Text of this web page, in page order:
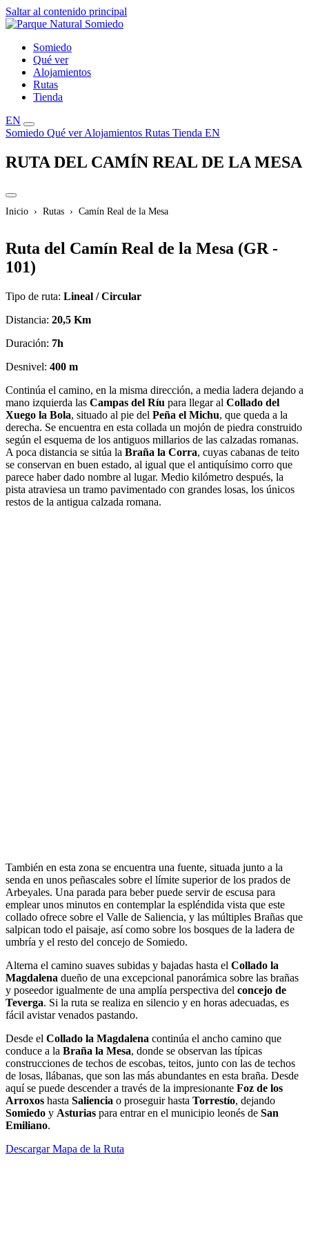
Saltar al contenido principal
Somiedo
Qué ver
Alojamientos
Rutas
Tienda
EN
Somiedo Qué verAlojamientos Rutas Tienda EN
RUTA DEL CAMÍN REAL DE LA MESA
Inicio Rutas Camín Real de la Mesa
Ruta del Camín Real de la Mesa (GR -
101)
Tipo de ruta: Lineal / Circular
Distancia: 20,5 Km
Duración: 7h
Desnivel: 400 m
Continúa el camino, en la misma dirección, a media ladera dejando a
mano izquierda las Campas del Ríu para llegar al Collado del
Xuego la Bola, situado al pie del Peña el Michu, que queda a la
derecha. Se encuentra en esta collada un mojón de piedra construido
según el esquema de los antiguos millarios de las calzadas romanas.
A poca distancia se sitúa la Braña la Corra, cuyas cabanas de teito
se conservan en buen estado, al igual que el antiquísimo corro que
parece haber dado nombre al lugar. Medio kilómetro después, la
pista atraviesa un tramo pavimentado con grandes losas, los únicos
restos de la antigua calzada romana.
También en esta zona se encuentra una fuente, situada junto a la
senda en unos peñascales sobre el límite superior de los prados de
Arbeyales. Una parada para beber puede servir de escusa para
emplear unos minutos en contemplar la espléndida vista que este
collado ofrece sobre el Valle de Saliencia, y las múltiples Brañas que
salpican todo el paisaje, así como sobre los bosques de la ladera de
umbría y el resto del concejo de Somiedo.
Alterna el camino suaves subidas y bajadas hasta el Collado la
Magdalena dueño de una excepcional panorámica sobre las brañas
y poseedor igualmente de una amplía perspectiva del concejo de
Teverga. Si la ruta se realiza en silencio y en horas adecuadas, es
fácil avistar venados pastando.
Desde el Collado la Magdalena continúa el ancho camino que
conduce a la Braña la Mesa, donde se observan las típicas
construcciones de techos de escobas, teitos, junto con las de techos
de losas, llábanas, que son las más abundantes en esta braña. Desde
aquí se puede descender a través de la impresionante Foz de los
Arroxos hasta Saliencia o proseguir hasta Torrestío, dejando
Somiedo y Asturias para entrar en el municipio leonés de San
Emiliano.
Descargar Mapa de la Ruta